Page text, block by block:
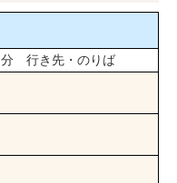
分 行き先・のりば